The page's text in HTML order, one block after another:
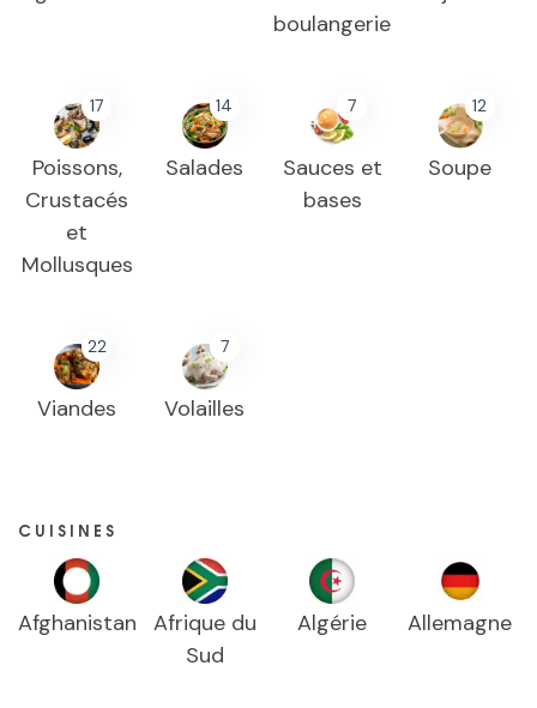
boulangerie
17
Poissons,
Crustacés
et
Mollusques
14
Salades
7
Sauces et
bases
12
Soupe
22
Viandes
7
Volailles
CUISINES
Afghanistan
Afrique du
Sud
Algérie Allemagne